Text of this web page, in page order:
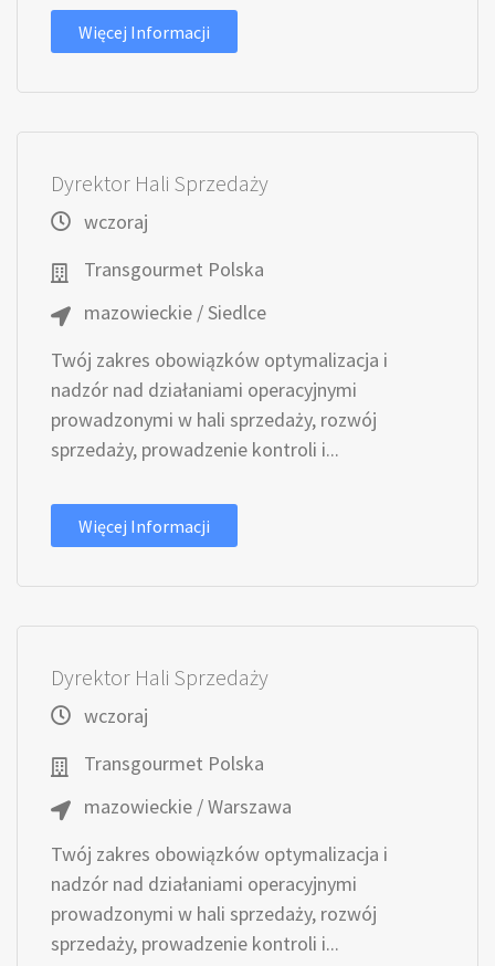
Więcej Informacji
Dyrektor Hali Sprzedaży
wczoraj
Transgourmet Polska
mazowieckie / Siedlce
Twój zakres obowiązków optymalizacja i
nadzór nad działaniami operacyjnymi
prowadzonymi w hali sprzedaży, rozwój
sprzedaży, prowadzenie kontroli i...
Więcej Informacji
Dyrektor Hali Sprzedaży
wczoraj
Transgourmet Polska
mazowieckie / Warszawa
Twój zakres obowiązków optymalizacja i
nadzór nad działaniami operacyjnymi
prowadzonymi w hali sprzedaży, rozwój
sprzedaży, prowadzenie kontroli i...